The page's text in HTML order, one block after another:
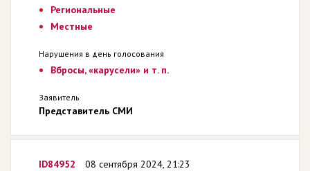
Региональные
Местные
Нарушения в день голосования
Вбросы, «карусели» и т. п.
Заявитель
Представитель СМИ
ID84952 08 сентября 2024, 21:23